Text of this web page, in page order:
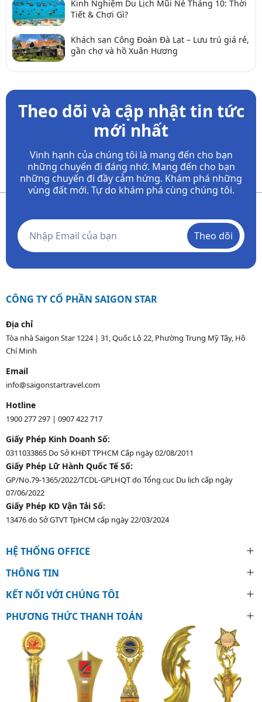
Kinh Nghiệm Du Lịch Mũi Né Tháng 10: Thời
Tiết & Chơi Gì?
Khách sạn Công Đoàn Đà Lạt – Lưu trú giá rẻ,
gần chợ và hồ Xuân Hương
Theo dõi và cập nhật tin tức
mới nhất
Vinh hạnh của chúng tôi là mang đến cho bạn
những chuyến đi đáng nhớ. Mang đến cho bạn
những chuyến đi đầy cảm hứng. Khám phá những
vùng đất mới. Tự do khám phá cùng chúng tôi.
Theo dõi
CÔNG TY CỔ PHẦN SAIGON STAR
Địa chỉ
Tòa nhà Saigon Star 1224 | 31, Quốc Lộ 22, Phường Trung Mỹ Tây, Hồ
Chí Minh
Email
info@saigonstartravel.com
Hotline
1900 277 297 | 0907 422 717
Giấy Phép Kinh Doanh Số:
0311033865 Do Sở KHĐT TPHCM Cấp ngày 02/08/2011
Giấy Phép Lữ Hành Quốc Tế Số:
GP/No.79-1365/2022/TCDL-GPLHQT do Tổng cục Du lịch cấp ngày
07/06/2022
Giấy Phép KD Vận Tải Số:
13476 do Sở GTVT TpHCM cấp ngày 22/03/2024
HỆ THỐNG OFFICE
THÔNG TIN
KẾT NỐI VỚI CHÚNG TÔI
PHƯƠNG THỨC THANH TOÁN